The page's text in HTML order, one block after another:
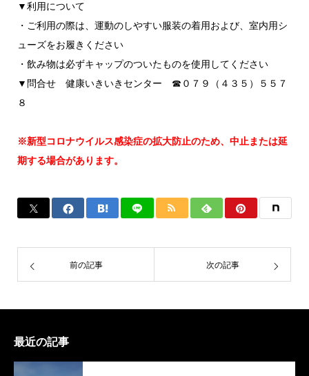
▼利用について
・ご利用の際は、運動のしやすい服装の着用および、室内用シ
ューズをお履きください
・飲み物は必ずキャップのついたものを使用してください
▼問合せ 健康いきいきセンター ☎０７９（４３５）５５７
８
※新型コロナウイルス感染症の拡大防止のため、中止または延
期する場合があります。
前の記事 次の記事
最近の記事